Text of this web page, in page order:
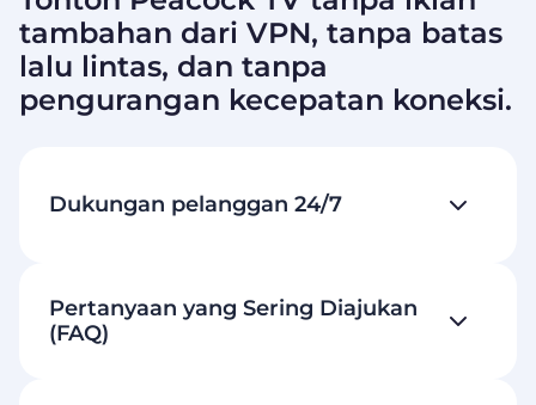
tambahan dari VPN, tanpa batas
lalu lintas, dan tanpa
pengurangan kecepatan koneksi.
Dukungan pelanggan 24/7
Pertanyaan yang Sering Diajukan
(FAQ)